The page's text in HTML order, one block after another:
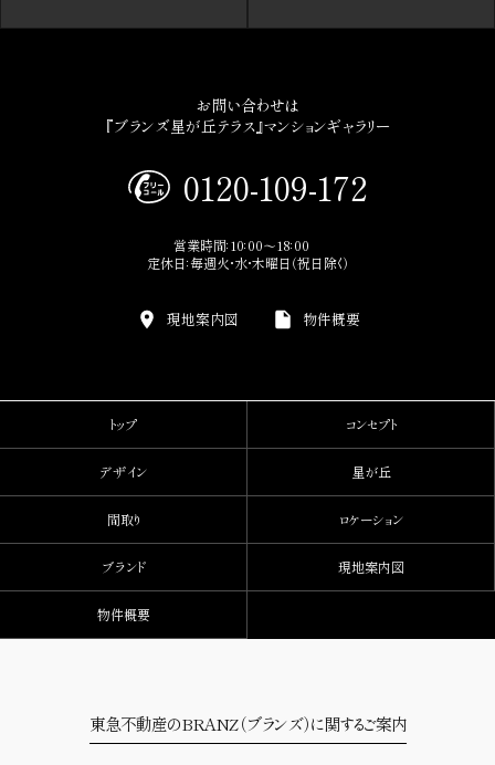
お問い合わせは
『ブランズ星が丘テラス』マンションギャラリー
0120-109-172
営業時間：10：00～18：00
定休日：毎週火・水・木曜日（祝日除く）
現地案内図 物件概要
トップ コンセプト
デザイン 星が丘
間取り ロケーション
ブランド 現地案内図
物件概要
東急不動産のBRANZ （ブランズ） に関するご案内